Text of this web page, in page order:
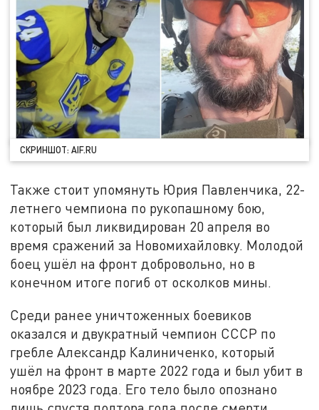
СКРИНШОТ: AIF.RU
Также стоит упомянуть Юрия Павленчика, 22-
летнего чемпиона по рукопашному бою,
который был ликвидирован 20 апреля во
время сражений за Новомихайловку. Молодой
боец ушёл на фронт добровольно, но в
конечном итоге погиб от осколков мины.
Среди ранее уничтоженных боевиков
оказался и двукратный чемпион СССР по
гребле Александр Калиниченко, который
ушёл на фронт в марте 2022 года и был убит в
ноябре 2023 года. Его тело было опознано